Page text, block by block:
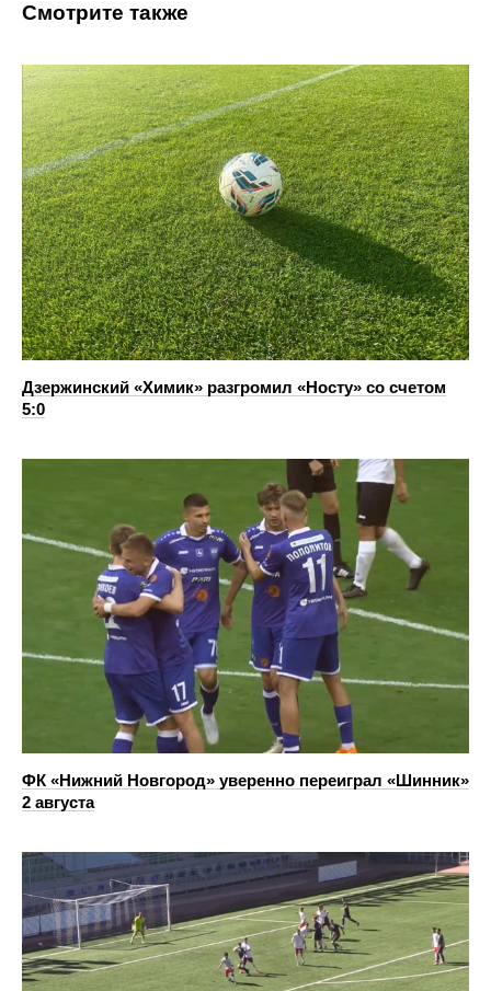
Смотрите также
Дзержинский «Химик» разгромил «Носту» со счетом
5:0
ФК «Нижний Новгород» уверенно переиграл «Шинник»
2 августа